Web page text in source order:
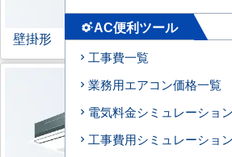
壁掛形 天井
settings_suggestAC便利ツール
工事費一覧
業務用エアコン価格一覧
電気料金シミュレーション
工事費用シミュレーション